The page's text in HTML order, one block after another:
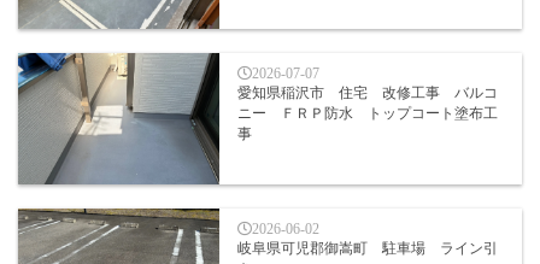
2026-07-07
愛知県稲沢市 住宅 改修工事 バルコ
ニー ＦＲＰ防水 トップコート塗布工
事
2026-06-02
岐阜県可児郡御嵩町 駐車場 ライン引